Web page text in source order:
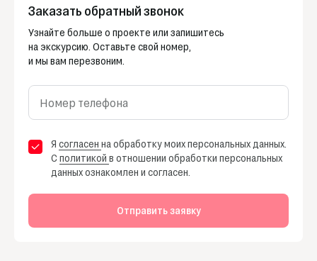
Заказать обратный звонок
Узнайте больше о проекте или запишитесь
на экскурсию. Оставьте свой номер,
и мы вам перезвоним.
Номер телефона
Я согласен на обработку моих персональных данных.
Сполитикой в отношении обработки персональных
данных ознакомлен и согласен.
Отправить заявку